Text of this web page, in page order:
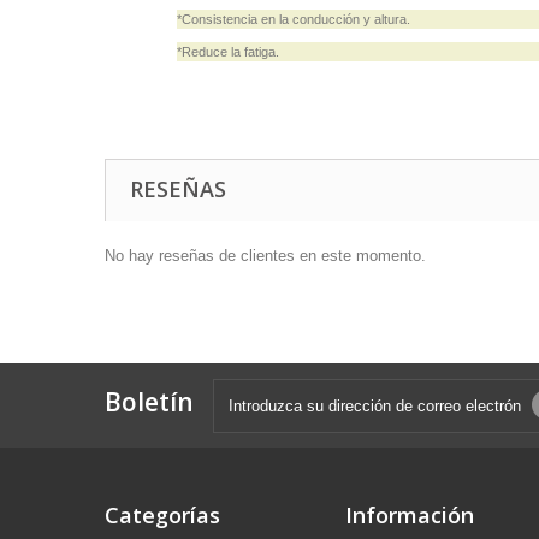
*Consistencia en la conducción y altura.
*Reduce la fatiga.
RESEÑAS
No hay reseñas de clientes en este momento.
Boletín
Categorías Información